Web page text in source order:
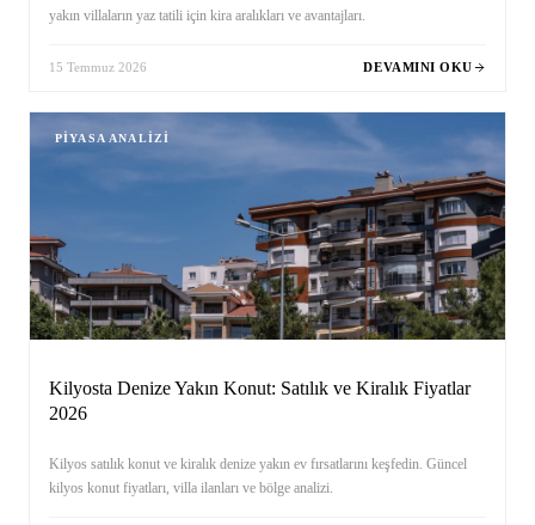
yakın villaların yaz tatili için kira aralıkları ve avantajları.
15 Temmuz 2026 DEVAMINI OKU
PIYASA ANALIZI
Kilyosta Denize Yakın Konut: Satılık ve Kiralık Fiyatlar
2026
Kilyos satılık konut ve kiralık denize yakın ev fırsatlarını keşfedin. Güncel
kilyos konut fiyatları, villa ilanları ve bölge analizi.